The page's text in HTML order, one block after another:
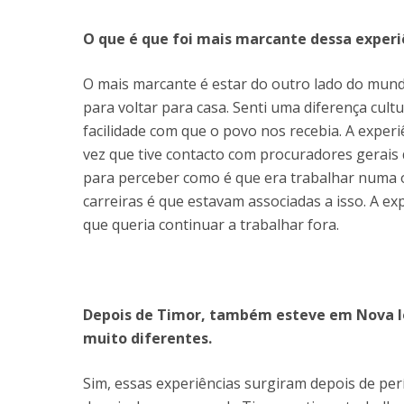
O que é que foi mais marcante dessa
O mais marcante é estar do outro lado do
para voltar para casa. Senti uma diferença
facilidade com que o povo nos recebia. A
vez que tive contacto com procuradores
para perceber como é que era trabalhar
carreiras é que estavam associadas a isso. A
que queria continuar a trabalhar fora.
Depois de Timor, também esteve em Nova
muito diferentes.
Sim, essas experiências surgiram depois de